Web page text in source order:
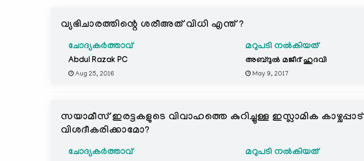
വ്യഭിചാരത്തിന്റെ ശരീഅത് വിധി എന്ത് ?
ചോദ്യകർത്താവ്
Abdul Razak PC
Aug 25, 2016
മറുപടി നൽകിയത്
അബ്ദുല്‍ മജീദ് ഹുദവി
May 9, 2017
സയാമീസ്‌ ഇരട്ടകളുടെ വിവാഹത്തെ കുറിച്ചുള്ള ഇസ്ലാമിക കാഴ്ചപ്പാട്
വിശദീകരിക്കാമോ?
ചോദ്യകർത്താവ് മറുപടി നൽകിയത്